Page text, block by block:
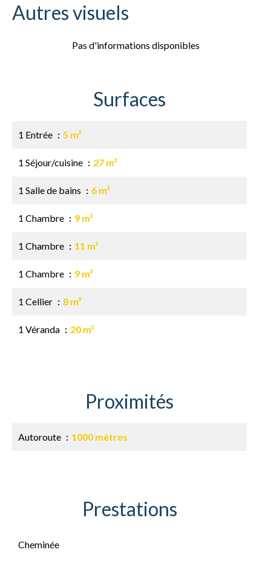
Autres visuels
Pas d'informations disponibles
Surfaces
1 Entrée 5 m²
1 Séjour/cuisine 27 m²
1 Salle de bains 6 m²
1 Chambre 9 m²
1 Chambre 11 m²
1 Chambre 9 m²
1 Cellier 8 m²
1 Véranda 20 m²
Proximités
Autoroute 1000 mètres
Prestations
Cheminée